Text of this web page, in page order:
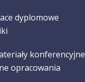
2
dyplomowe
3
konferencyjne
opracowania